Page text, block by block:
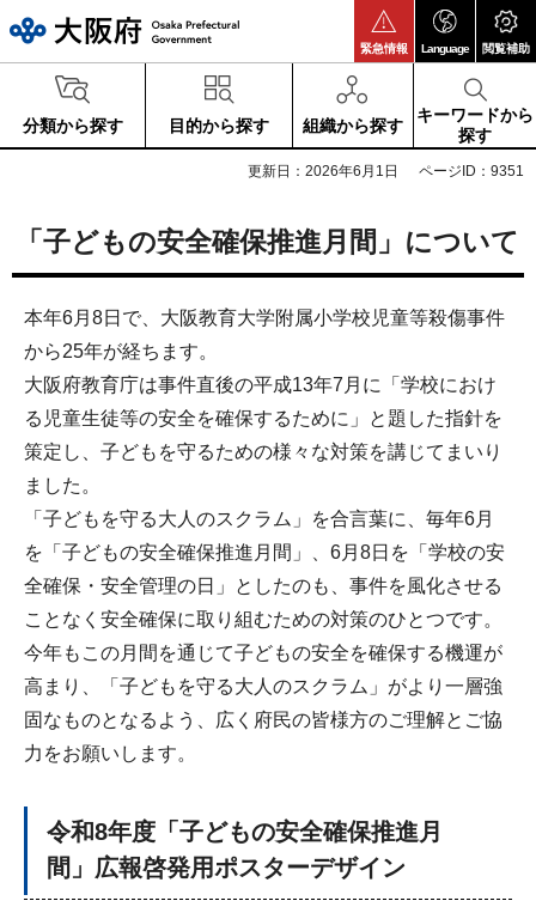
緊急情報 Language 閲覧補助
分類から探す 目的から探す 組織から探す
キーワードから
探す
更新日：2026年6月1日 ページID：9351
「子どもの安全確保推進月間」について
本年6月8日で、大阪教育大学附属小学校児童等殺傷事件
から25年が経ちます。
大阪府教育庁は事件直後の平成13年7月に「学校におけ
る児童生徒等の安全を確保するために」と題した指針を
策定し、子どもを守るための様々な対策を講じてまいり
ました。
「子どもを守る大人のスクラム」を合言葉に、毎年6月
を「子どもの安全確保推進月間」、6月8日を「学校の安
全確保・安全管理の日」としたのも、事件を風化させる
ことなく安全確保に取り組むための対策のひとつです。
今年もこの月間を通じて子どもの安全を確保する機運が
高まり、「子どもを守る大人のスクラム」がより一層強
固なものとなるよう、広く府民の皆様方のご理解とご協
力をお願いします。
令和8年度「子どもの安全確保推進月
間」広報啓発用ポスターデザイン